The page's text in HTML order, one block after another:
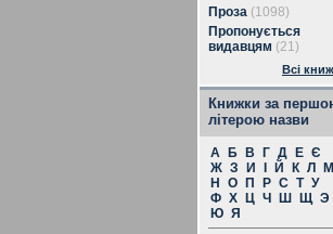
Проза (1098)
Пропонується
видавцям (21)
Всі
Книжки за
літерою назви
А Б В Г Д Е Є
Ж З И Й К Л
М
Н
О П Р С Т У
Ф Х Ц Ч Ш Щ Э
Ю Я